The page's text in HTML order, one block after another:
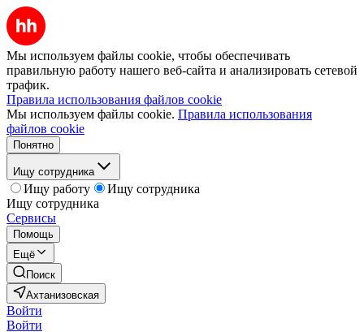
Мы используем файлы cookie, чтобы обеспечивать
правильную работу нашего веб-сайта и анализировать сетевой
трафик.
Правила использования файлов cookie
Мы используем файлы cookie. Правила использования
файлов cookie
Понятно
Ищу сотрудника
Ищу работу
Ищу сотрудника
Ищу сотрудника
Сервисы
Помощь
Ещё
Поиск
Ахтанизовская
Войти
Войти